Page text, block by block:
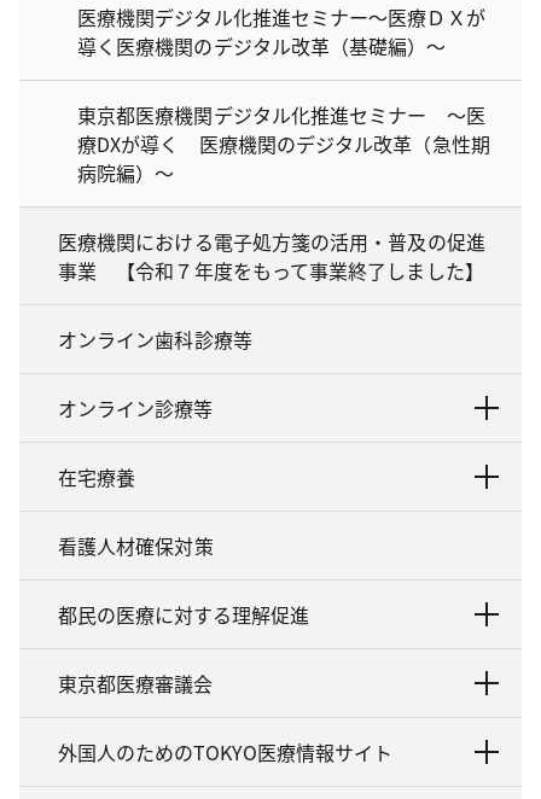
医療機関デジタル化推進セミナー～医療ＤＸが
導く医療機関のデジタル改革（基礎編）～
東京都医療機関デジタル化推進セミナー ～医
療DXが導く 医療機関のデジタル改革（急性期
病院編）～
医療機関における電子処方箋の活用・普及の促進
事業 【令和７年度をもって事業終了しました】
オンライン歯科診療等
オンライン診療等
在宅療養
看護人材確保対策
都民の医療に対する理解促進
東京都医療審議会
外国人のためのTOKYO医療情報サイト